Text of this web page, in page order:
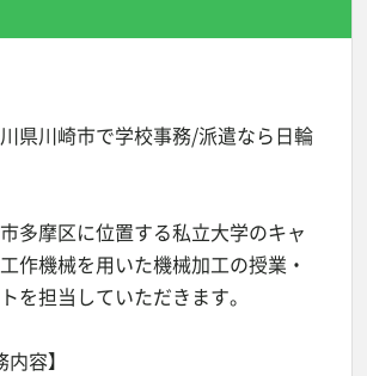
川県川崎市で学校事務/派遣なら日輪
多摩区に位置する私立大学のキャ
作機械を用いた機械加工の授業・
を担当していただきます。
容】